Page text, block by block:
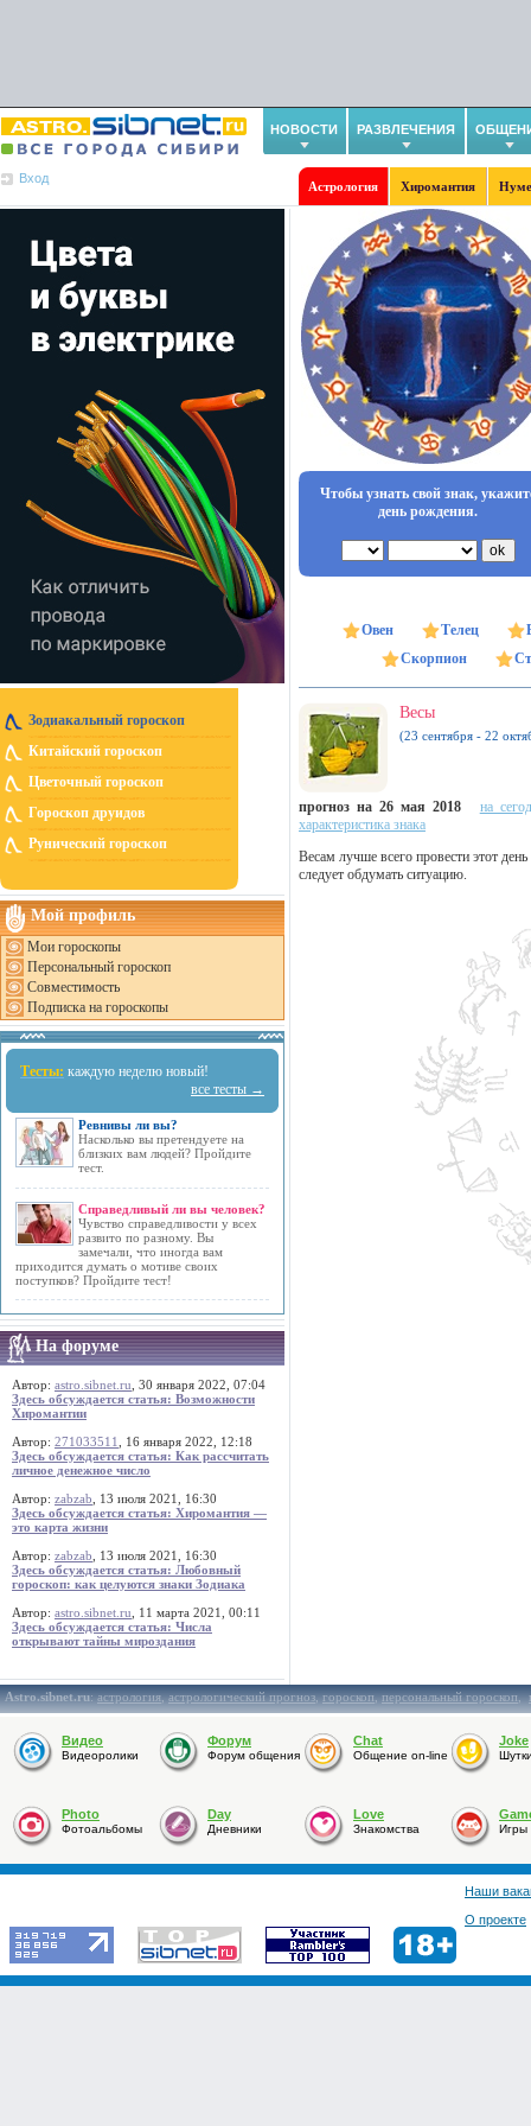
НОВОСТИ РАЗВЛЕЧЕНИЯ
Вход
Астрология Хиромантия
Зодиакальный гороскоп
Китайский гороскоп
Цветочный гороскоп
Гороскоп друидов
Рунический гороскоп
Мой профиль
Мои гороскопы
Персональный гороскоп
Совместимость
Подписка на гороскопы
Тесты: каждую неделю новый!
все тесты →
Ревнивы ли вы?
Насколько вы претендуете на
близких вам людей? Пройдите
тест.
Справедливый ли вы человек?
Чувство справедливости у всех
развито по разному. Вы
замечали, что иногда вам
приходится думать о мотиве своих
поступков? Пройдите тест!
На форуме
Автор: astro.sibnet.ru , 30 января 2022, 07:04
Здесь обсуждается статья: Возможности
Хиромантии
Автор: 271033511
, 16 января 2022, 12:18
Здесь обсуждается статья: Как рассчитать
личное денежное число
Автор: zabzab , 13 июля 2021, 16:30
Здесь обсуждается статья: Хиромантия —
это карта жизни
Автор: zabzab , 13 июля 2021, 16:30
Здесь обсуждается статья: Любовный
гороскоп: как целуются знаки Зодиака
Автор: astro.sibnet.ru , 11 марта 2021, 00:11
Здесь обсуждается статья: Числа
открывают тайны мироздания
Чтобы узнать свой знак,
день рождения.
Овен Телец
Скорпион
Весы
(23 сентября - 22
прогноз на 26 мая 2018
на
характеристика знака
Весам лучше всего провести этот
следует обдумать ситуацию.
Astro.sibnet.ru:астрология,астрологический прогноз,гороскоп,персональный гороскоп,
Видео
Видеоролики
Форум
Форум общения
Chat
Общение on-line
Joke
Photo
Фотоальбомы
Day
Дневники
Love
Знакомства Игры
Наши
О проекте